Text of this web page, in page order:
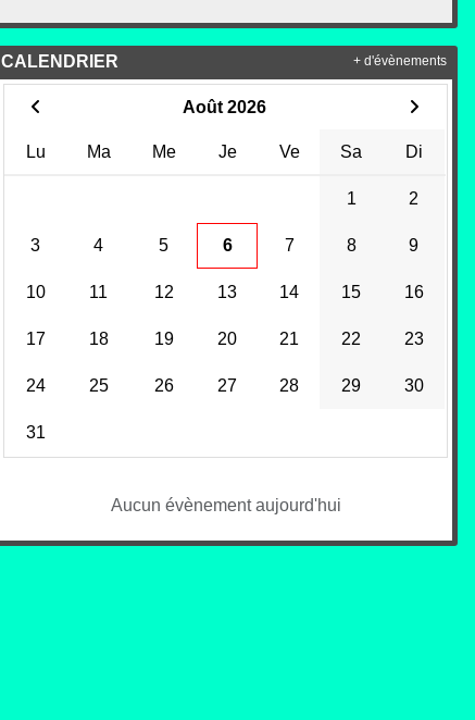
CALENDRIER
Août 2026
Lu Ma Me Je Ve Sa Di
1 2
3 4 5 6 7 8 9
10 11 12 13 14 15 16
17 18 19 20 21 22 23
24 25 26 27 28 29 30
31
Aucun évènement aujourd'hui
+ d'évènements